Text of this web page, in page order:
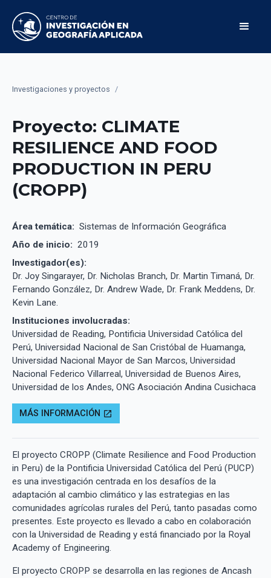
Investigaciones y proyectos /
Proyecto: CLIMATE
RESILIENCE AND FOOD
PRODUCTION IN PERU
(CROPP)
Área temática: Sistemas de Información Geográfica
Año de inicio: 2019
Investigador(es):
Dr. Joy Singarayer, Dr. Nicholas Branch, Dr. Martin Timaná, Dr.
Fernando González, Dr. Andrew Wade, Dr. Frank Meddens, Dr.
Kevin Lane.
Instituciones involucradas:
Universidad de Reading, Pontificia Universidad Católica del
Perú, Universidad Nacional de San Cristóbal de Huamanga,
Universidad Nacional Mayor de San Marcos, Universidad
Nacional Federico Villarreal, Universidad de Buenos Aires,
Universidad de los Andes, ONG Asociación Andina Cusichaca
MÁS INFORMACIÓN open_in_new
El proyecto CROPP (Climate Resilience and Food Production
in Peru) de la Pontificia Universidad Católica del Perú (PUCP)
es una investigación centrada en los desafíos de la
adaptación al cambio climático y las estrategias en las
comunidades agrícolas rurales del Perú, tanto pasadas como
presentes. Este proyecto es llevado a cabo en colaboración
con la Universidad de Reading y está financiado por la Royal
Academy of Engineering.
El proyecto CROPP se desarrolla en las regiones de Ancash